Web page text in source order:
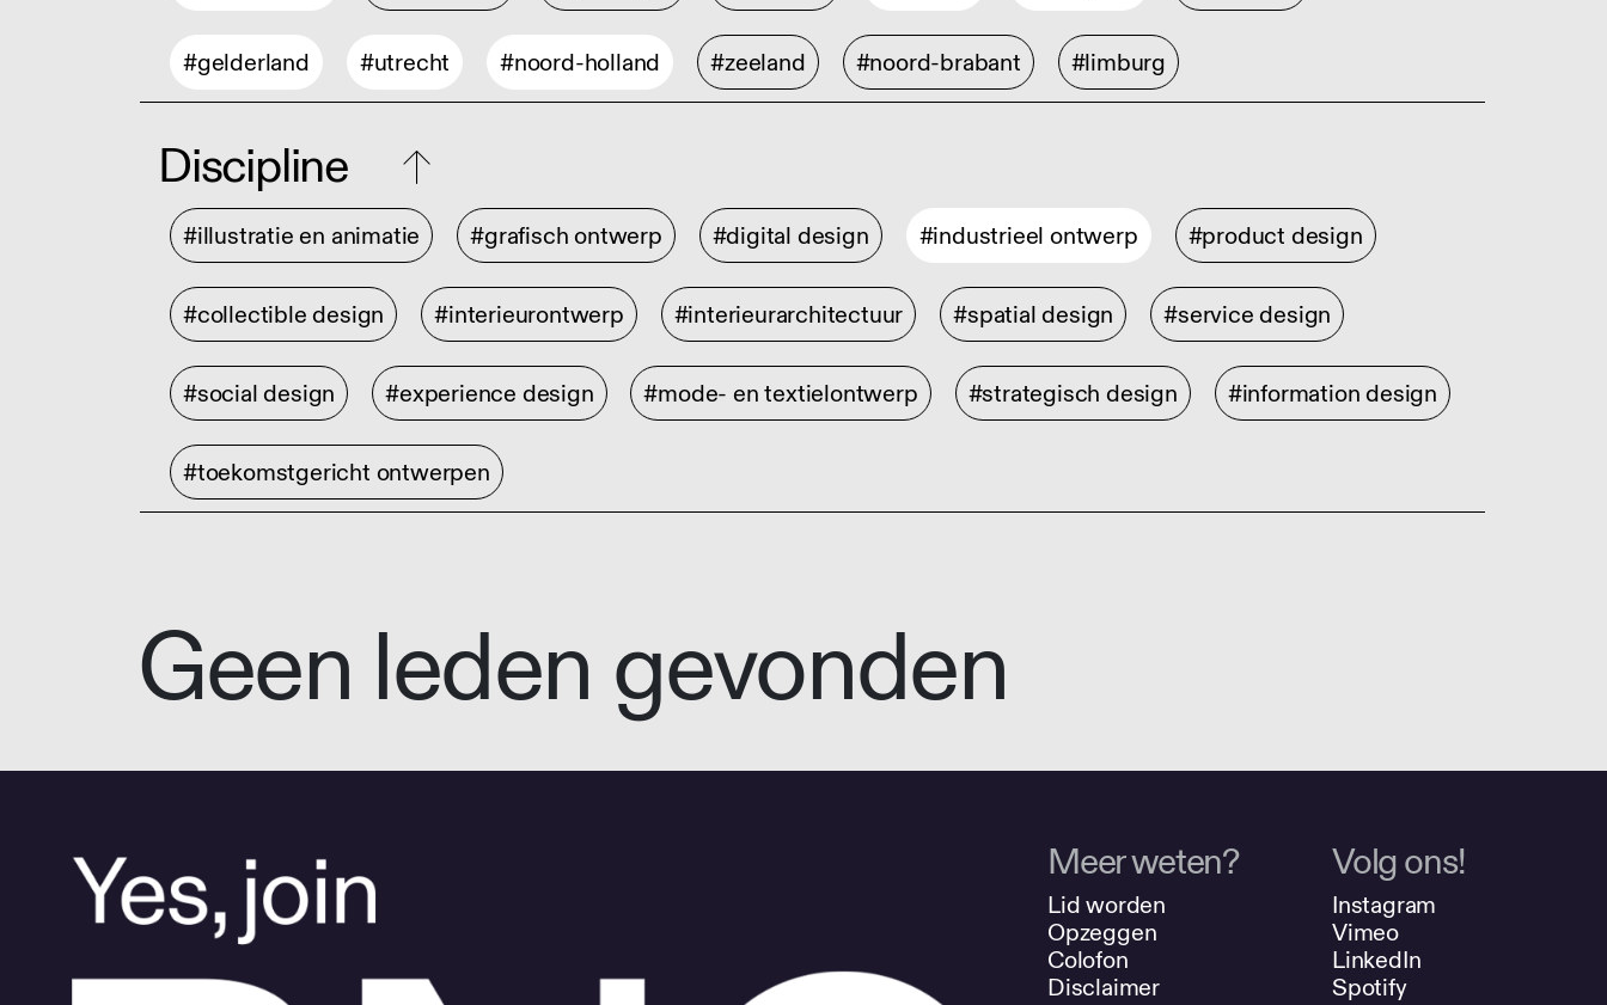
#gelderland #utrecht #noord-holland #zeeland #noord-brabant #limburg
Discipline
#illustratie en animatie #grafisch ontwerp #digital design #industrieel ontwerp #product design
#collectible design #interieurontwerp #interieurarchitectuur #spatial design #service design
#social design #experience design #mode- en textielontwerp #strategisch design #information design
#toekomstgericht ontwerpen
Geen leden gevonden
Meer weten?
Lid worden
Opzeggen
Colofon
Disclaimer
Volg ons!
Instagram
Vimeo
LinkedIn
Spotify